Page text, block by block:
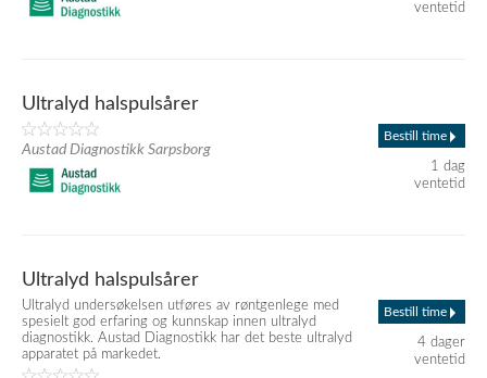
ventetid
Ultralyd halspulsårer
Austad Diagnostikk Sarpsborg
Bestill time
1 dag
ventetid
Ultralyd halspulsårer
Ultralyd undersøkelsen utføres av røntgenlege med
spesielt god erfaring og kunnskap innen ultralyd
diagnostikk. Austad Diagnostikk har det beste ultralyd
apparatet på markedet.
Bestill time
4 dager
ventetid